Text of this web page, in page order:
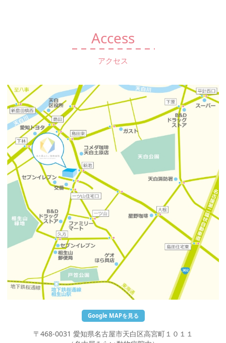
Access
アクセス
Google MAPを見る
〒468-0031 愛知県名古屋市天白区高宮町１０１１